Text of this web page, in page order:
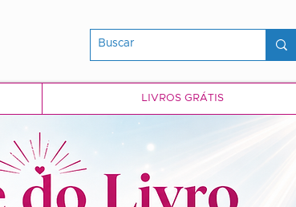
LIVROS GRÁTIS